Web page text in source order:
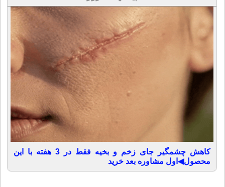
کاهش چشمگیر جای زخم و بخیه فقط در 3 هفته با این
محصول◀اول مشاوره بعد خرید